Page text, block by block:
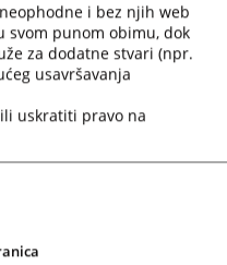
i bez njih web
svom punom obimu, dok
za dodatne stvari (npr.
usavršavanja
uskratiti pravo na